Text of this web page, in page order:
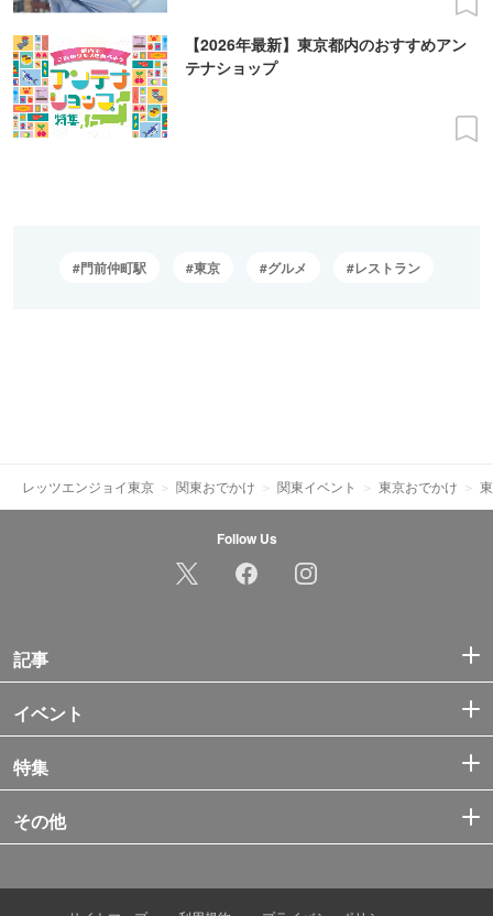
【2026年最新】東京都内のおすすめアン
テナショップ
門前仲町駅 東京 グルメ レストラン
レッツエンジョイ東京 関東おでかけ 関東イベント 東京おでかけ
Follow Us
記事
イベント
特集
その他